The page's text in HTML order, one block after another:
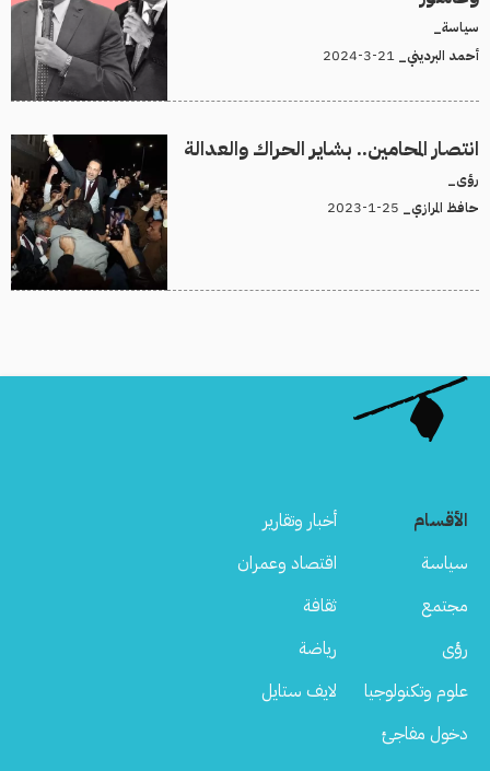
سياسة_
أحمد البرديني_
انتصار المحامين.. بشاير الحراك والعدالة
رؤى_
حافظ المرازي_
الأقسام
أخبار وتقارير
سياسة
اقتصاد وعمران
مجتمع
ثقافة
رؤى
رياضة
علوم وتكنولوجيا
لايف ستايل
دخول مفاجئ